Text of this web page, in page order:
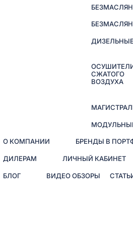
СЖАТОГО
ВОЗДУХА
О КОМПАНИИ БРЕНДЫ В
ДИЛЕРАМ ЛИЧНЫЙ КАБИНЕТ
БЛОГ ВИДЕО ОБЗОРЫ